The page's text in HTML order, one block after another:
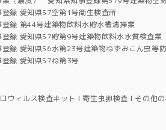
登録 愛知県57空第1号衛生検査所
登録 第44号建築物飲料水貯水槽清掃業
登録 愛知県57貯第9号建築物飲料水水質検査業
登録 愛知県56水第23号建築物ねずみこん虫等
登録 愛知県57ね第3号
ウィルス検査キット 寄生虫卵検査 その他